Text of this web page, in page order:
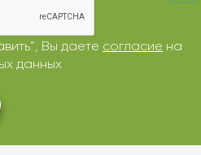
Вы даете согласие на
данных